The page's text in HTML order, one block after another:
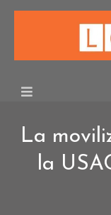
Skip
La
la